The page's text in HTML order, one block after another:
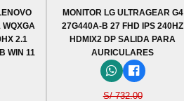
WQXGA
2.1
WIN 11
MONITOR LG ULTRAGEAR G4
27G440A-B 27 FHD IPS 240HZ
HDMIX2 DP SALIDA PARA
AURICULARES
S/ 732.00